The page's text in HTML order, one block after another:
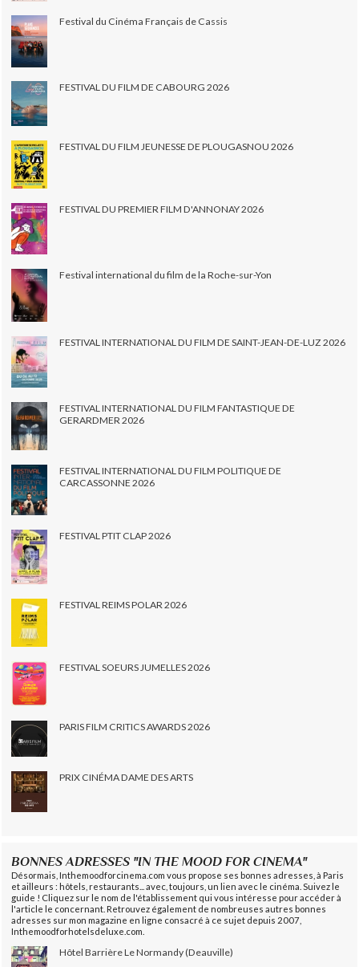
Festival du Cinéma Français de Cassis
FESTIVAL DU FILM DE CABOURG 2026
FESTIVAL DU FILM JEUNESSE DE PLOUGASNOU 2026
FESTIVAL DU PREMIER FILM D'ANNONAY 2026
Festival international du film de la Roche-sur-Yon
FESTIVAL INTERNATIONAL DU FILM DE SAINT-JEAN-DE-LUZ 2026
FESTIVAL INTERNATIONAL DU FILM FANTASTIQUE DE
GERARDMER 2026
FESTIVAL INTERNATIONAL DU FILM POLITIQUE DE
CARCASSONNE 2026
FESTIVAL PTIT CLAP 2026
FESTIVAL REIMS POLAR 2026
FESTIVAL SOEURS JUMELLES 2026
PARIS FILM CRITICS AWARDS 2026
PRIX CINÉMA DAME DES ARTS
BONNES ADRESSES "IN THE MOOD FOR CINEMA"
Désormais, Inthemoodforcinema.com vous propose ses bonnes adresses, à Paris
et ailleurs : hôtels, restaurants... avec, toujours, un lien avec le cinéma. Suivez le
guide ! Cliquez sur le nom de l'établissement qui vous intéresse pour accéder à
l'article le concernant. Retrouvez également de nombreuses autres bonnes
adresses sur mon magazine en ligne consacré à ce sujet depuis 2007,
Inthemoodforhotelsdeluxe.com.
Hôtel Barrière Le Normandy (Deauville)